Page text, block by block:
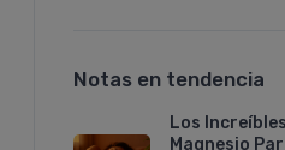
Notas en tendencia
Los
Magnesio